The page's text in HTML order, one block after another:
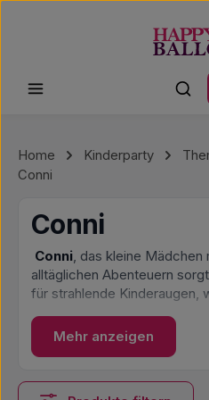
Home Kinderparty
Conni
Conni
Conni, das kleine Mädchen
alltäglichen Abenteuern
für strahlende Kinderaugen,
da mit einem
Conni-Design?
Bei Happy Balloon findest Du
brauchst. Von Conni- Teller
Mehr anzeigen